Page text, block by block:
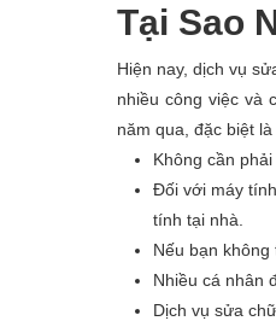
Tại Sao
Hiện nay, dịch vụ
nhiều công việc và
năm qua, đặc biệt
Không cần
Đối với máy
tính tại nhà.
Nếu bạn
Nhiều cá nhân
Dịch vụ sửa